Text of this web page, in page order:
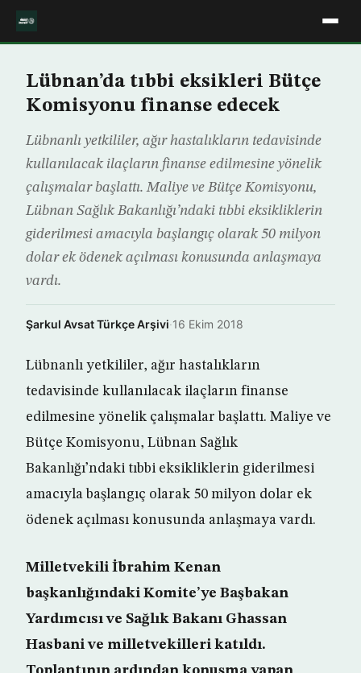
Lübnan’da tıbbi eksikleri Bütçe
Komisyonu finanse edecek
Lübnanlı yetkililer, ağır hastalıkların tedavisinde
kullanılacak ilaçların finanse edilmesine yönelik
çalışmalar başlattı. Maliye ve Bütçe Komisyonu,
Lübnan Sağlık Bakanlığı’ndaki tıbbi eksikliklerin
giderilmesi amacıyla başlangıç olarak 50 milyon
dolar ek ödenek açılması konusunda anlaşmaya
vardı.
Şarkul Avsat Türkçe Arşivi·16 Ekim 2018
Lübnanlı yetkililer, ağır hastalıkların
tedavisinde kullanılacak ilaçların finanse
edilmesine yönelik çalışmalar başlattı. Maliye ve
Bütçe Komisyonu, Lübnan Sağlık
Bakanlığı’ndaki tıbbi eksikliklerin giderilmesi
amacıyla başlangıç olarak 50 milyon dolar ek
ödenek açılması konusunda anlaşmaya vardı.
Milletvekili İbrahim Kenan
başkanlığındaki Komite’ye Başbakan
Yardımcısı ve Sağlık Bakanı Ghassan
Hasbani ve milletvekilleri katıldı.